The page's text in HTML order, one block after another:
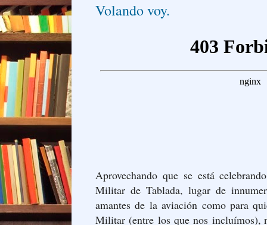
Volando voy.
Aprovechando que se está
Militar de Tablada, lugar de
amantes de la aviación como para
Militar (entre los que nos incluímos),